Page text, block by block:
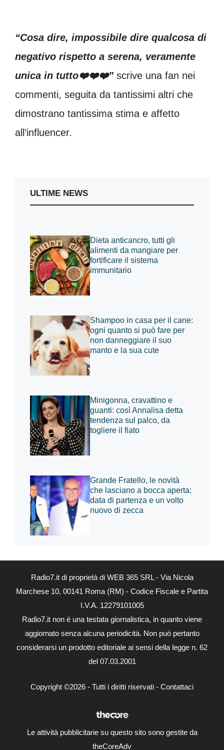
“Cosa dire, impossibile dire qualcosa di
negativo rispetto a serena, veramente
unica in tutto❤️❤️❤️” scrive una fan nei
commenti, seguita da tantissimi altri che
dimostrano tantissima stima e affetto
all’influencer.
ULTIME NEWS
Dieta anticancro, tutti gli
alimenti da mangiare per
fortificare il sistema
immunitario
Shampoo in casa per il cane:
ogni quanto si può fare per
non danneggiare il suo
manto e la sua cute
Minigonna, cravattino e
guanti: così Annalisa detta
tendenza sul palco, da
togliere il fiato
Grande Fratello, le novità
che lasciano a bocca aperta:
data di partenza e un volto
nuovo di zecca
Radio7.it di proprietà di WEB 365 SRL - Via Nicola
Marchese 10, 00141 Roma (RM) - Codice Fiscale e Partita
I.V.A. 12279101005
Radio7.it non è una testata giornalistica, in quanto viene
aggiornato senza alcuna periodicità. Non può pertanto
considerarsi un prodotto editoriale ai sensi della legge n. 62
del 07.03.2001
Copyright ©2026 - Tutti i diritti riservati - Contattaci
Le attività pubblicitarie su questo sito sono gestite da
theCoreAdv